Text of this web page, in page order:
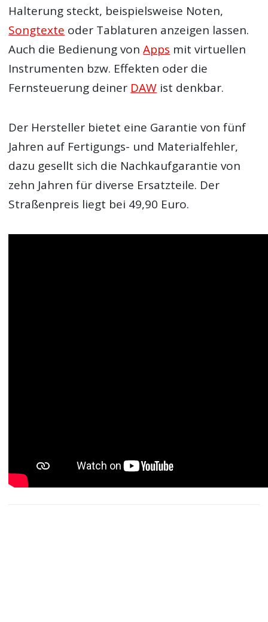
Halterung steckt, beispielsweise Noten,
Songtexte oder Tablaturen anzeigen lassen.
Auch die Bedienung vonApps mit virtuellen
Instrumenten bzw. Effekten oder die
Fernsteuerung deiner DAW ist denkbar.
Der Hersteller bietet eine Garantie von fünf
Jahren auf Fertigungs- und Materialfehler,
dazu gesellt sich die Nachkaufgarantie von
zehn Jahren für diverse Ersatzteile. Der
Straßenpreis liegt bei 49,90 Euro.